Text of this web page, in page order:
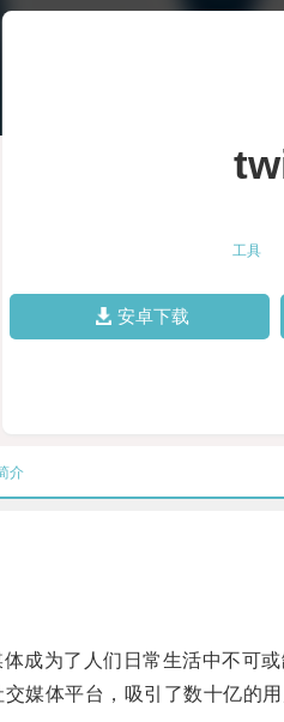
工具
安卓下载
介
为了人们日常生活中不可或
体平台，吸引了数十亿的用